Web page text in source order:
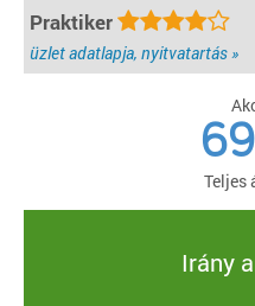
Praktiker
üzlet adatlapja, nyitvatartás »
Teljes
Irány